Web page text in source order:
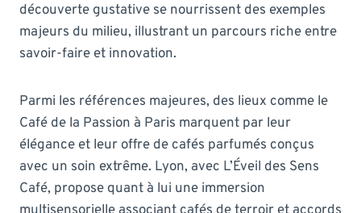
découverte gustative se nourrissent des exemples
majeurs du milieu, illustrant un parcours riche entre
savoir-faire et innovation.
Parmi les références majeures, des lieux comme le
Café de la Passion à Paris marquent par leur
élégance et leur offre de cafés parfumés conçus
avec un soin extrême. Lyon, avec L’Éveil des Sens
Café, propose quant à lui une immersion